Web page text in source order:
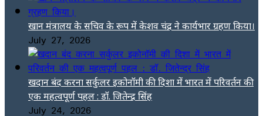
खान मंत्रालय के सचिव के रूप में केशव चंद्र ने कार्यभार ग्रहण किया।
July 27, 2026
खदान बंद करना सर्कुलर इकोनॉमी की दिशा में भारत में परिवर्तन की
एक महत्वपूर्ण पहल : डॉ. जितेन्द्र सिंह
July 24, 2026